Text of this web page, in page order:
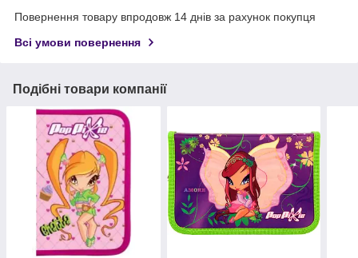
Повернення товару впродовж 14 днів за рахунок покупця
Всі умови повернення
Подібні товари компанії